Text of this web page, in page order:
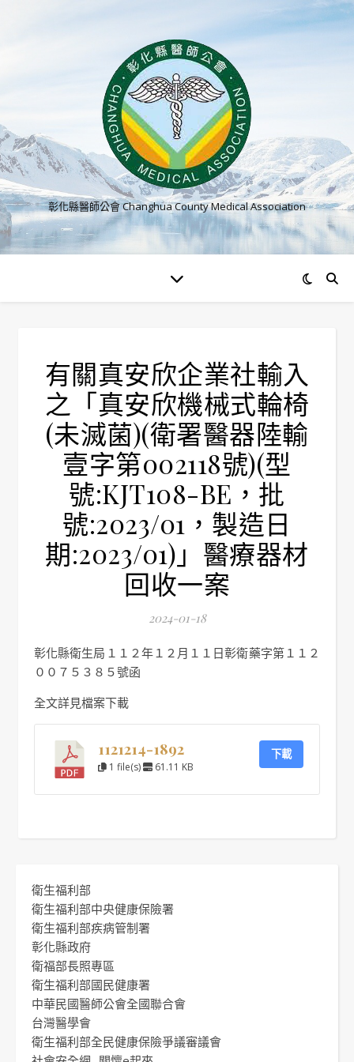
彰化縣醫師公會 Changhua County Medical Association
有關真安欣企業社輸入
之「真安欣機械式輪椅
(未滅菌)(衛署醫器陸輸
壹字第002118號)(型
號:KJT108-BE，批
號:2023/01，製造日
期:2023/01)」醫療器材
回收一案
2024-01-18
彰化縣衛生局１１２年１２月１１日彰衛藥字第１１２
００７５３８５號函
全文詳見檔案下載
1121214-1892
1 file(s) 61.11 KB
下載
衛生福利部
衛生福利部中央健康保險署
衛生福利部疾病管制署
彰化縣政府
衛福部長照專區
衛生福利部國民健康署
中華民國醫師公會全國聯合會
台灣醫學會
衛生福利部全民健康保險爭議審議會